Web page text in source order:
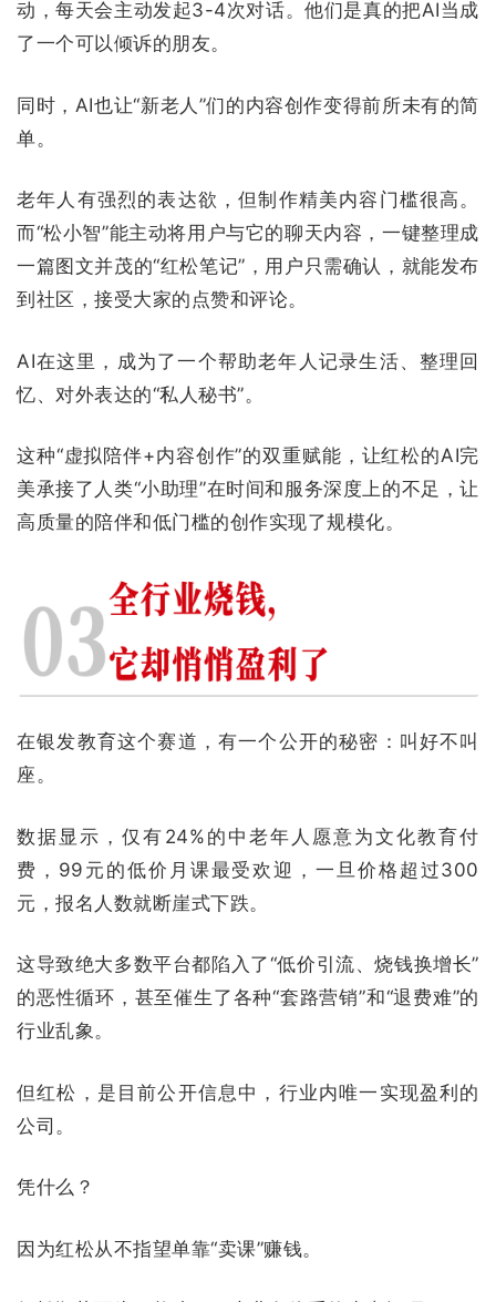
动，每天会主动发起3-4次对话。他们是真的把AI当成
了一个可以倾诉的朋友。
同时，AI也让“新老人”们的内容创作变得前所未有的简
单。
老年人有强烈的表达欲，但制作精美内容门槛很高。
而“松小智”能主动将用户与它的聊天内容，一键整理成
一篇图文并茂的“红松笔记”，用户只需确认，就能发布
到社区，接受大家的点赞和评论。
AI在这里，成为了一个帮助老年人记录生活、整理回
忆、对外表达的“私人秘书”。
这种“虚拟陪伴+内容创作”的双重赋能，让红松的AI完
美承接了人类“小助理”在时间和服务深度上的不足，让
高质量的陪伴和低门槛的创作实现了规模化。
在银发教育这个赛道，有一个公开的秘密：叫好不叫
座。
数据显示，仅有24%的中老年人愿意为文化教育付
费，99元的低价月课最受欢迎，一旦价格超过300
元，报名人数就断崖式下跌。
这导致绝大多数平台都陷入了“低价引流、烧钱换增长”
的恶性循环，甚至催生了各种“套路营销”和“退费难”的
行业乱象。
但红松，是目前公开信息中，行业内唯一实现盈利的
公司。
凭什么？
因为红松从不指望单靠“卖课”赚钱。